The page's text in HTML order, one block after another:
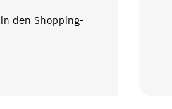
den Shopping-